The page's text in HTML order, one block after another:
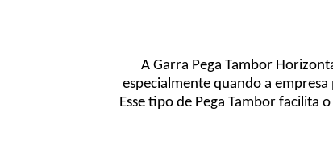
A Garra Pega Tambor
especialmente quando a
Esse tipo de Pega Tambor facilita